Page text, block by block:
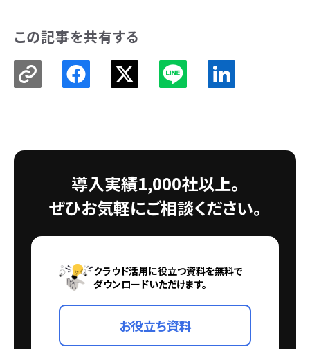
この記事を共有する
導入実績1,000社以上。
ぜひお気軽にご相談ください。
クラウド活用に役立つ資料を無料で
ダウンロードいただけます。
お役立ち資料